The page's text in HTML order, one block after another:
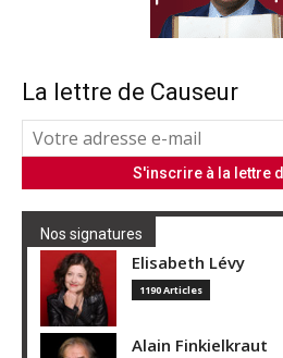
La lettre de Causeur
Nos signatures
Elisabeth Lévy
1190 Articles
Alain Finkielkraut